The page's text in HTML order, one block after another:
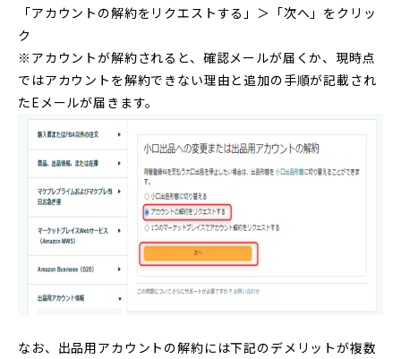
「アカウントの解約をリクエストする」＞「次へ」をクリッ
ク
※アカウントが解約されると、確認メールが届くか、現時点
ではアカウントを解約できない理由と追加の手順が記載され
たEメールが届きます。
なお、出品用アカウントの解約には下記のデメリットが複数